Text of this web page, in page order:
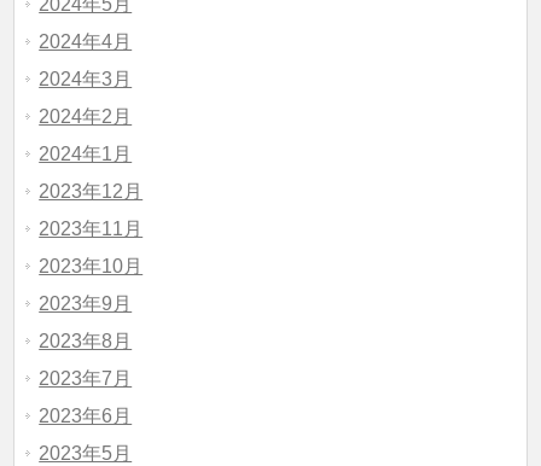
2024年5月
2024年4月
2024年3月
2024年2月
2024年1月
2023年12月
2023年11月
2023年10月
2023年9月
2023年8月
2023年7月
2023年6月
2023年5月